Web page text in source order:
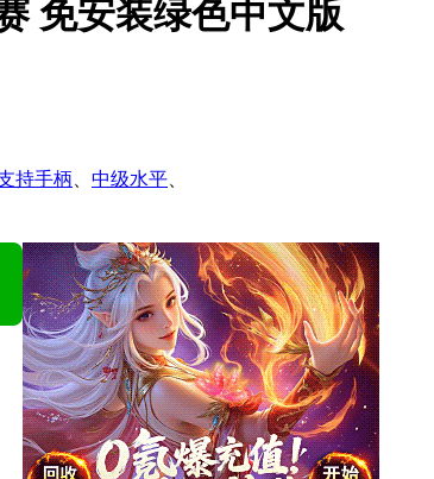
免安装绿色中文版
持手柄 中级水平